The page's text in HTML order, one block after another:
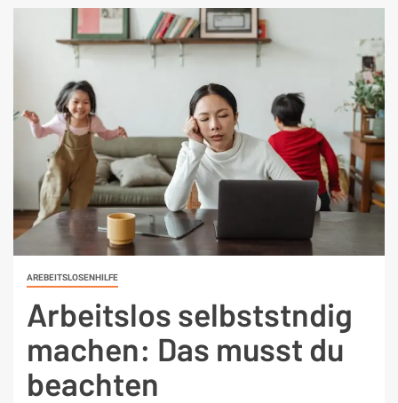
AREBEITSLOSENHILFE
Arbeitslos selbststndig
machen: Das musst du
beachten